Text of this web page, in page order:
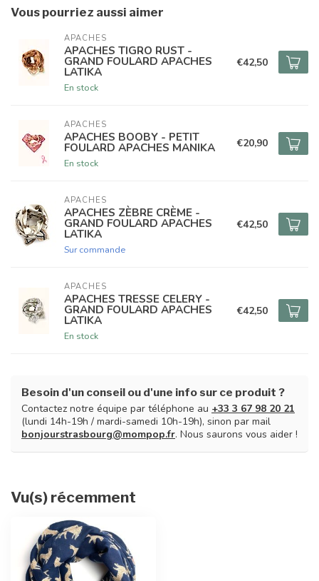
Vous pourriez aussi aimer
APACHES
APACHES TIGRO RUST -
GRAND FOULARD APACHES
LATIKA
En stock
€42,50
APACHES
APACHES BOOBY - PETIT
FOULARD APACHES MANIKA
En stock
€20,90
APACHES
APACHES ZÈBRE CRÈME -
GRAND FOULARD APACHES
LATIKA
Sur commande
€42,50
APACHES
APACHES TRESSE CELERY -
GRAND FOULARD APACHES
LATIKA
En stock
€42,50
Besoin d'un conseil ou d'une info sur ce produit ?
Contactez notre équipe par téléphone au +33 3 67 98 20 21
(lundi 14h-19h / mardi-samedi 10h-19h), sinon par mail
bonjourstrasbourg@mompop.fr. Nous saurons vous aider !
Vu(s) récemment